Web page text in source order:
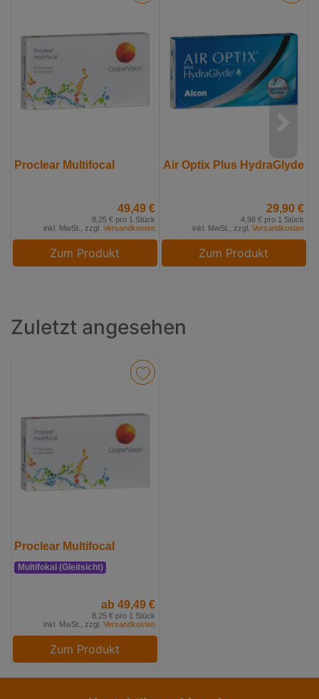
Proclear Multifocal
49,49 €
8,25 € pro 1 Stück
inkl. MwSt., zzgl. Versandkosten
Zum Produkt
Air Optix Plus HydraGlyde
29,90 €
4,98 € pro 1 Stück
inkl. MwSt., zzgl. Versandkosten
Zum Produkt
Zuletzt angesehen
Proclear Multifocal
Multifokal (Gleitsicht)
ab 49,49 €
8,25 € pro 1 Stück
inkl. MwSt., zzgl. Versandkosten
Zum Produkt